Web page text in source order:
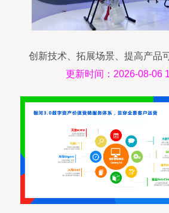
创新技术、拓展场景、提高产
业为北斗规模化应用
更新时间：2026-08-06